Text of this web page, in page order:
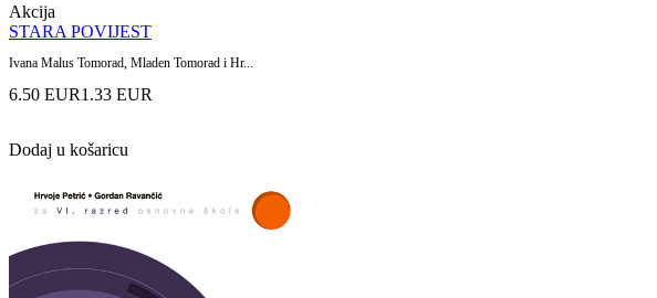
Akcija
STARA POVIJEST
Ivana Malus Tomorad, Mladen Tomorad i Hr...
6.50 EUR1.33 EUR
Dodaj u košaricu